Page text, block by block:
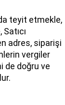
teyit etmekle,
adres, siparişi
vergiler
de doğru ve